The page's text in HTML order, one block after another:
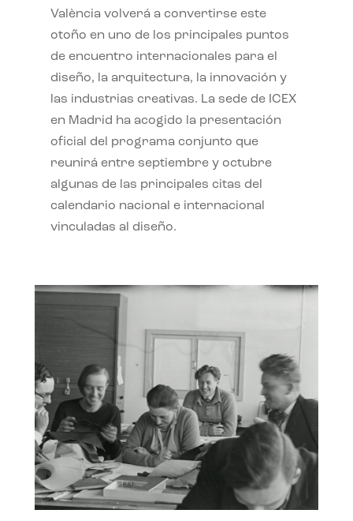
València volverá a convertirse este
otoño en uno de los principales puntos
de encuentro internacionales para el
diseño, la arquitectura, la innovación y
las industrias creativas. La sede de ICEX
en Madrid ha acogido la presentación
oficial del programa conjunto que
reunirá entre septiembre y octubre
algunas de las principales citas del
calendario nacional e internacional
vinculadas al diseño.